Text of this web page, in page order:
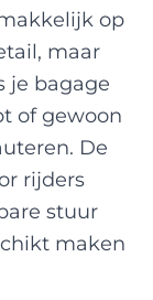
op
maar
je bagage
of gewoon
De
rijders
stuur
maken